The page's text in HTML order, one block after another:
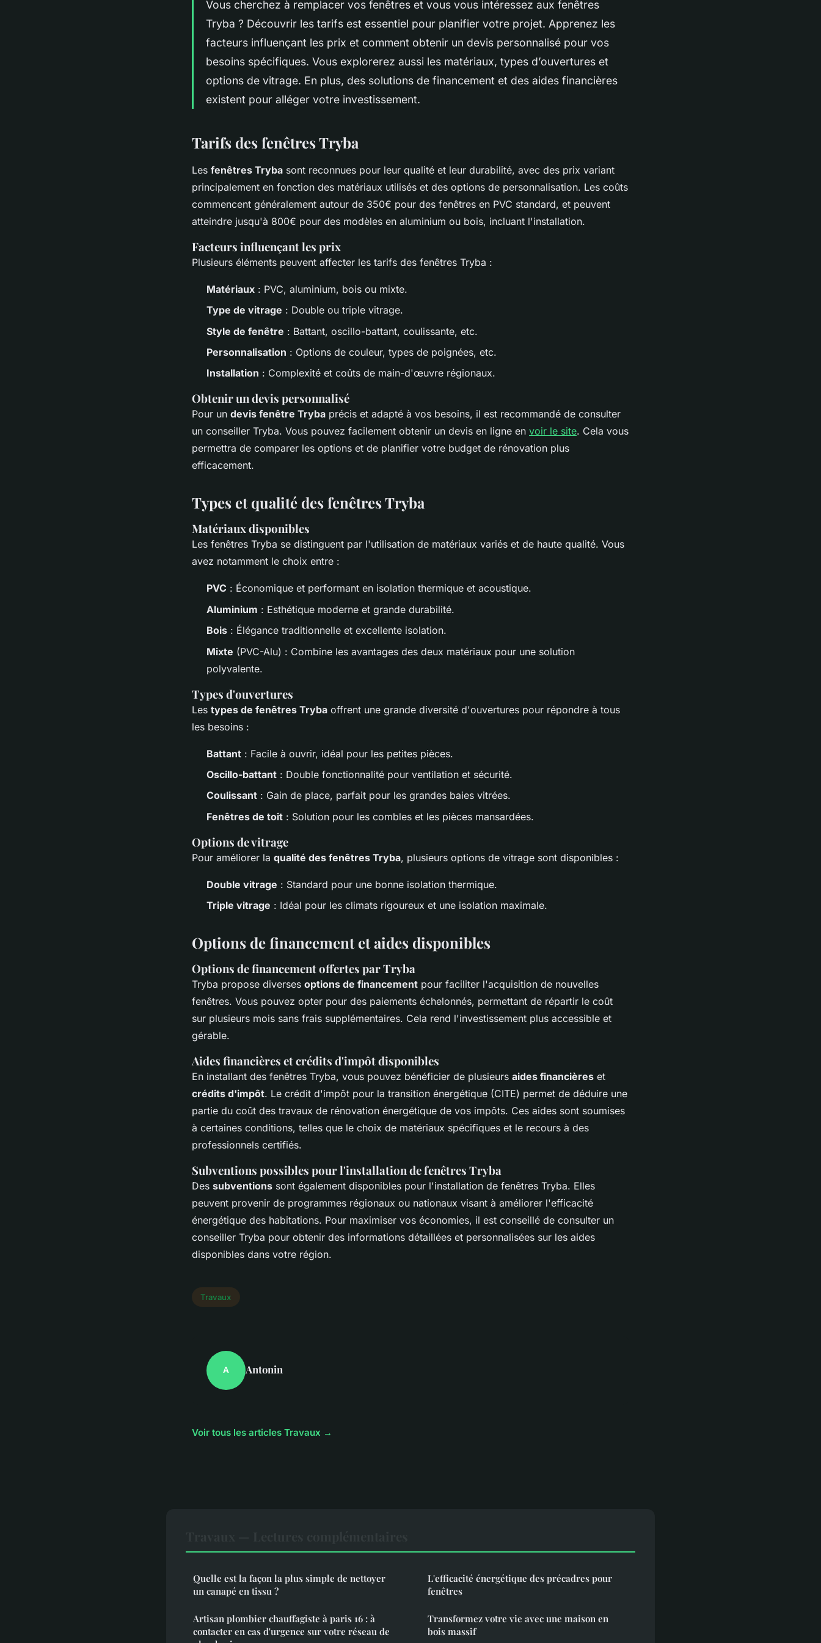
Vous cherchez à remplacer vos fenêtres et vous vous intéressez aux fenêtres
Tryba ? Découvrir les tarifs est essentiel pour planifier votre projet. Apprenez les
facteurs influençant les prix et comment obtenir un devis personnalisé pour vos
besoins spécifiques. Vous explorerez aussi les matériaux, types d’ouvertures et
options de vitrage. En plus, des solutions de financement et des aides financières
existent pour alléger votre investissement.
Tarifs des fenêtres Tryba
Les fenêtres Tryba sont reconnues pour leur qualité et leur durabilité, avec des prix variant
principalement en fonction des matériaux utilisés et des options de personnalisation. Les coûts
commencent généralement autour de 350€ pour des fenêtres en PVC standard, et peuvent
atteindre jusqu'à 800€ pour des modèles en aluminium ou bois, incluant l'installation.
Facteurs influençant les prix
Plusieurs éléments peuvent affecter les tarifs des fenêtres Tryba :
Matériaux : PVC, aluminium, bois ou mixte.
Type de vitrage : Double ou triple vitrage.
Style de fenêtre : Battant, oscillo-battant, coulissante, etc.
Personnalisation : Options de couleur, types de poignées, etc.
Installation : Complexité et coûts de main-d'œuvre régionaux.
Obtenir un devis personnalisé
Pour un devis fenêtre Tryba précis et adapté à vos besoins, il est recommandé de consulter
un conseiller Tryba. Vous pouvez facilement obtenir un devis en ligne en voir le site. Cela vous
permettra de comparer les options et de planifier votre budget de rénovation plus
efficacement.
Types et qualité des fenêtres Tryba
Matériaux disponibles
Les fenêtres Tryba se distinguent par l'utilisation de matériaux variés et de haute qualité. Vous
avez notamment le choix entre :
PVC : Économique et performant en isolation thermique et acoustique.
Aluminium : Esthétique moderne et grande durabilité.
Bois : Élégance traditionnelle et excellente isolation.
Mixte (PVC-Alu) : Combine les avantages des deux matériaux pour une solution
polyvalente.
Types d'ouvertures
Les types de fenêtres Tryba offrent une grande diversité d'ouvertures pour répondre à tous
les besoins :
Battant : Facile à ouvrir, idéal pour les petites pièces.
Oscillo-battant : Double fonctionnalité pour ventilation et sécurité.
Coulissant : Gain de place, parfait pour les grandes baies vitrées.
Fenêtres de toit : Solution pour les combles et les pièces mansardées.
Options de vitrage
Pour améliorer la qualité des fenêtres Tryba, plusieurs options de vitrage sont disponibles :
Double vitrage : Standard pour une bonne isolation thermique.
Triple vitrage : Idéal pour les climats rigoureux et une isolation maximale.
Options de financement et aides disponibles
Options de financement offertes par Tryba
Tryba propose diverses options de financement pour faciliter l'acquisition de nouvelles
fenêtres. Vous pouvez opter pour des paiements échelonnés, permettant de répartir le coût
sur plusieurs mois sans frais supplémentaires. Cela rend l'investissement plus accessible et
gérable.
Aides financières et crédits d'impôt disponibles
En installant des fenêtres Tryba, vous pouvez bénéficier de plusieurs aides financières et
crédits d'impôt. Le crédit d'impôt pour la transition énergétique (CITE) permet de déduire une
partie du coût des travaux de rénovation énergétique de vos impôts. Ces aides sont soumises
à certaines conditions, telles que le choix de matériaux spécifiques et le recours à des
professionnels certifiés.
Subventions possibles pour l'installation de fenêtres Tryba
Des subventions sont également disponibles pour l'installation de fenêtres Tryba. Elles
peuvent provenir de programmes régionaux ou nationaux visant à améliorer l'efficacité
énergétique des habitations. Pour maximiser vos économies, il est conseillé de consulter un
conseiller Tryba pour obtenir des informations détaillées et personnalisées sur les aides
disponibles dans votre région.
Travaux
A Antonin
Voir tous les articles Travaux →
Quelle est la façon la plus simple de nettoyer
un canapé en tissu ?
Artisan plombier chauffagiste à paris 16 : à
contacter en cas d'urgence sur votre réseau de
L'efficacité énergétique des précadres pour
fenêtres
Transformez votre vie avec une maison en
bois massif